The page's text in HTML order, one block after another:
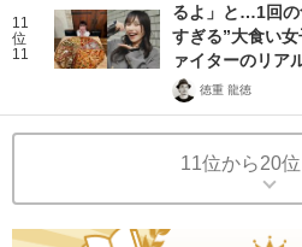
11
位
11
るよ」と…1回の
すぎる”大食い
ァイターのリア
徳重 龍徳
11位から20